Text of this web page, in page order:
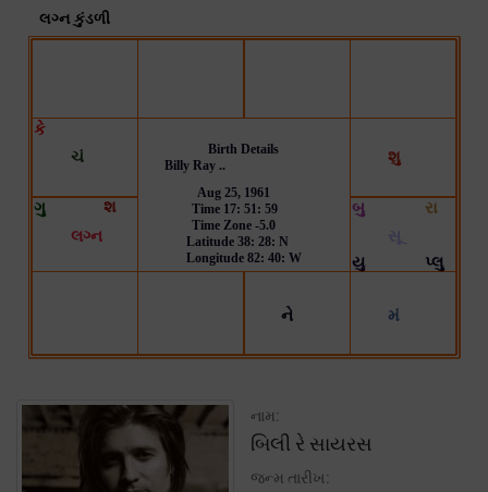
નામ:
બિલી રે સાયરસ
જન્મ તારીખ: